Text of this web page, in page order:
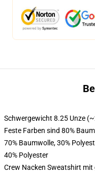
Schwergewicht 8.25 Unze
Feste Farben sind 80%
70% Baumwolle, 30%
40% Polyester
Crew Nacken Sweatshirt